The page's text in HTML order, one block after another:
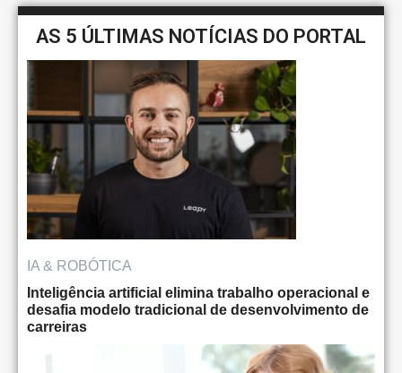
AS 5 ÚLTIMAS NOTÍCIAS DO PORTAL
IA & ROBÓTICA
Inteligência artificial elimina trabalho operacional e
desafia modelo tradicional de desenvolvimento de
carreiras